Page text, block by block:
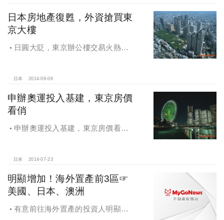
日本房地產復甦，外資搶買東
京大樓
日圓大貶，東京辦公樓交易火熱，
日本 2014-09-06
申辦奧運投入基建，東京房價
看俏
申辦奧運投入基建，東京房價看
日本 2014-07-23
明顯增加！海外置產前3區☞
美國、日本、澳洲
有意前往海外置產的投資人明顯增